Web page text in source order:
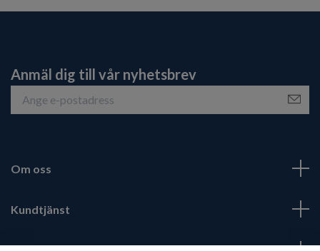
Anmäl dig till vår nyhetsbrev
Om oss
Kundtjänst